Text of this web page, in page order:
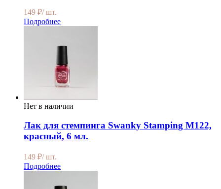
149 ₽/ шт.
Подробнее
Нет в наличии
Лак для стемпинга Swanky Stamping M122,
красный, 6 мл.
149 ₽/ шт.
Подробнее